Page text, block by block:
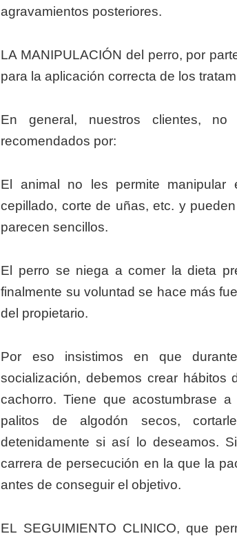
agravamientos posteriores.
LA MANIPULACIÓN del perro, por
para la aplicación correcta de los
En general, nuestros clientes,
recomendados por:
El animal no les permite
cepillado, corte de uñas, etc. y
parecen sencillos.
El perro se niega a comer la dieta
finalmente su voluntad se hace más
del propietario.
Por eso insistimos en que
socialización, debemos crear hábitos
cachorro. Tiene que acostumbrase
palitos de algodón secos,
detenidamente si así lo deseamos.
carrera de persecución en la que la
antes de conseguir el objetivo.
EL SEGUIMIENTO CLINICO, que